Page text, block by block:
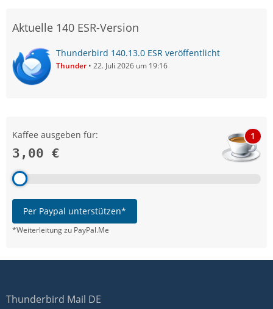
Aktuelle 140 ESR-Version
Thunderbird 140.13.0 ESR veröffentlicht
Thunder 22. Juli 2026 um 19:16
Kaffee ausgeben für:
3,00 €
1
Per Paypal unterstützen*
*Weiterleitung zu PayPal.Me
Thunderbird Mail DE